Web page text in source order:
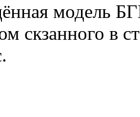
модель
скзанного в